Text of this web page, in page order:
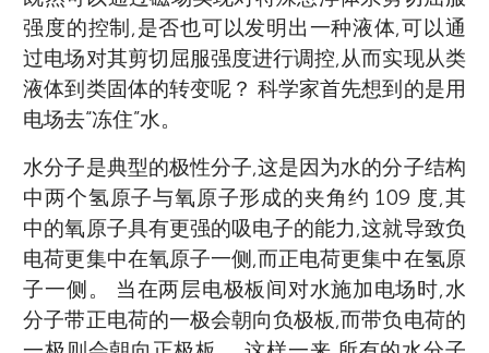
强度的控制,是否也可以发明出一种液体,可以通
过电场对其剪切屈服强度进行调控,从而实现从类
液体到类固体的转变呢？ 科学家首先想到的是用
电场去“冻住”水。
水分子是典型的极性分子,这是因为水的分子结构
中两个氢原子与氧原子形成的夹角约 109 度,其
中的氧原子具有更强的吸电子的能力,这就导致负
电荷更集中在氧原子一侧,而正电荷更集中在氢原
子一侧。 当在两层电极板间对水施加电场时,水
分子带正电荷的一极会朝向负极板,而带负电荷的